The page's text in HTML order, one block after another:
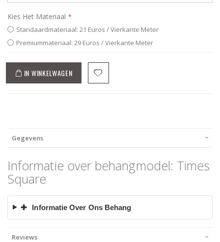
Kies Het Materiaal
Standaardmateriaal: 21 Euros / Vierkante Meter
Premiummateriaal: 29 Euros / Vierkante Meter
IN WINKELWAGEN
Gegevens
Informatie over behangmodel: Times
Square
✚ Informatie Over Ons Behang
Reviews